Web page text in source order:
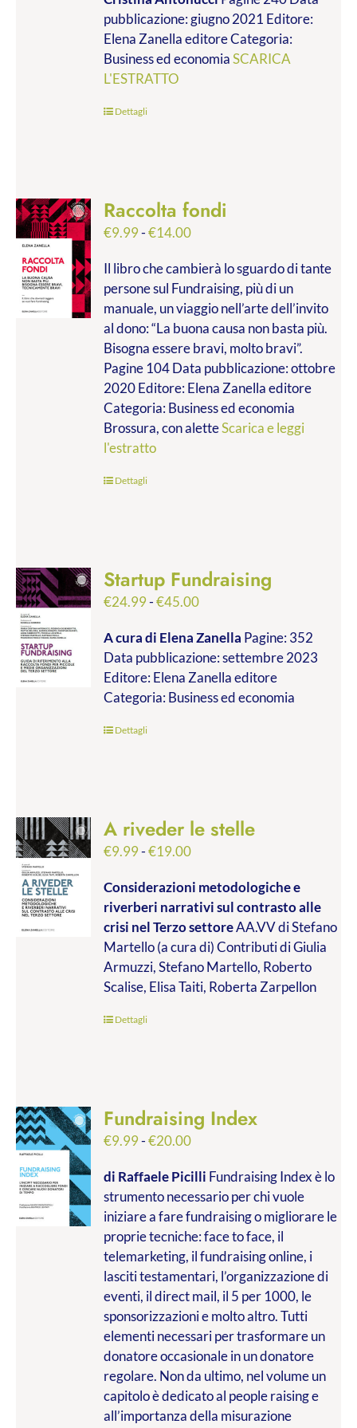
€9.99
a
€28.00
pubblicazione: giugno 2021 Editore:
Elena Zanella editore Categoria:
Business ed economiaSCARICA
L'ESTRATTO
Dettagli
Raccolta fondi
€9.99-€14.00Fascia
prezzo:
da
€9.99
a
€14.00
Il libro che cambierà lo sguardo di tante
persone sul Fundraising, più di un
manuale, un viaggio nell’arte dell’invito
al dono: “La buona causa non basta più.
Bisogna essere bravi, molto bravi”.
Pagine 104 Data pubblicazione: ottobre
2020 Editore: Elena Zanella editore
Categoria: Business ed economia
Brossura, con aletteScarica e leggi
l'estratto
Dettagli
Startup Fundraising
€24.99-€45.00Fascia
prezzo:
da
€24.99
a
A cura di Elena Zanella Pagine: 352
Data pubblicazione: settembre 2023
Editore: Elena Zanella editore
Categoria: Business ed economia
Dettagli
A riveder le stelle
€9.99-€19.00Fascia
prezzo:
da
€9.99
a
€19.00
Considerazioni metodologiche e
riverberi narrativi sul contrasto alle
crisi nel Terzo settoreAA.VV di Stefano
Martello (a cura di) Contributi di Giulia
Armuzzi, Stefano Martello, Roberto
Scalise, Elisa Taiti, Roberta Zarpellon
Dettagli
Fundraising Index
€9.99-€20.00Fascia
prezzo:
da
€9.99
a
€20.00
di Raffaele Picilli Fundraising Index è lo
strumento necessario per chi vuole
iniziare a fare fundraising o migliorare le
proprie tecniche: face to face, il
telemarketing, il fundraising online, i
lasciti testamentari, l’organizzazione di
eventi, il direct mail, il 5 per 1000, le
sponsorizzazioni e molto altro. Tutti
elementi necessari per trasformare un
donatore occasionale in un donatore
regolare. Non da ultimo, nel volume un
capitolo è dedicato al people raising e
all’importanza della misurazione